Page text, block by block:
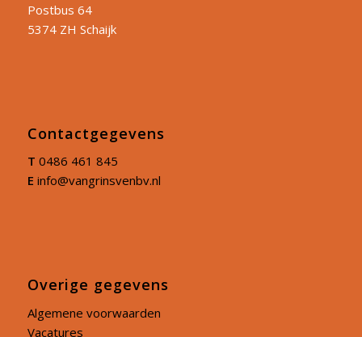
Postbus 64
5374 ZH Schaijk
Contactgegevens
T 0486 461 845
E info@vangrinsvenbv.nl
Overige gegevens
Algemene voorwaarden
Vacatures